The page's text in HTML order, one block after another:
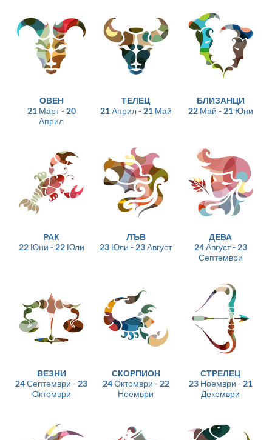
ОВЕН
21 Март - 20
Април
ТЕЛЕЦ
21 Април - 21 Май
БЛИЗАНЦИ
22 Май - 21 Юни
РАК
22 Юни - 22 Юли
ЛЪВ
23 Юли - 23 Август
ДЕВА
24 Август - 23
Септември
ВЕЗНИ
24 Септември - 23
Октомври
СКОРПИОН
24 Октомври - 22
Ноември
СТРЕЛЕЦ
23 Ноември - 21
Декември